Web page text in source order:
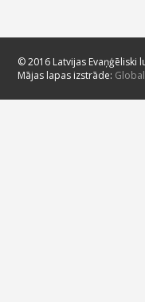
© 2016 Latvijas Evaņģēliski
Mājas lapas izstrāde: